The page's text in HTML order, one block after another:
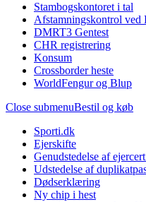
Stambogskontoret i tal
Afstamningskontrol
DMRT3 Gentest
CHR registrering
Konsum
Crossborder heste
WorldFengur og Blup
Close submenuBestil og køb
Sporti.dk
Ejerskifte
Genudstedelse af
Udstedelse af
Dødserklæring
Ny chip i hest